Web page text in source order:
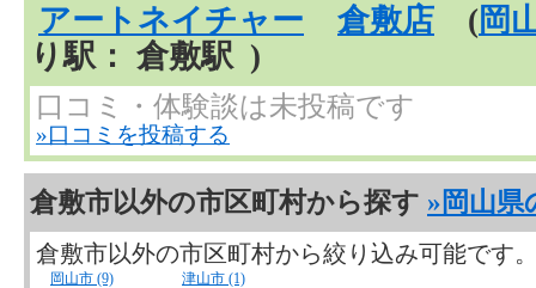
アートネイチャー 倉敷店 ( 岡
り駅： 倉敷駅 )
口コミ・体験談は未投稿です
»口コミを投稿する
倉敷市以外の市区町村から探す »岡山県
倉敷市以外の市区町村から絞り込み可能です
岡山市 (9) 津山市 (1)